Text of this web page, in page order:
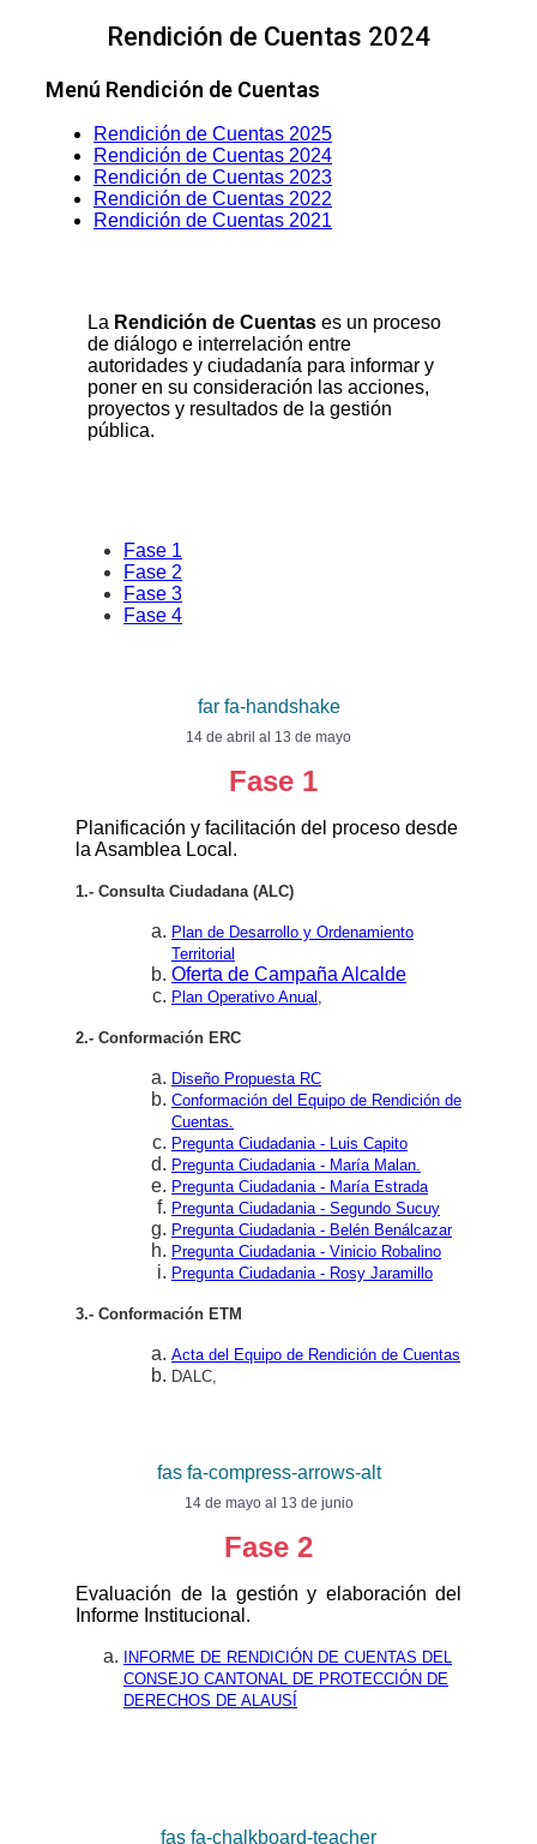
Rendición de Cuentas 2024
Menú Rendición de Cuentas
Rendición de Cuentas 2025
Rendición de Cuentas 2024
Rendición de Cuentas 2023
Rendición de Cuentas 2022
Rendición de Cuentas 2021
La Rendición de Cuentas es un proceso
de diálogo e interrelación entre
autoridades y ciudadanía para informar y
poner en su consideración las acciones,
proyectos y resultados de la gestión
pública.
Fase 1
Fase 2
Fase 3
Fase 4
far fa-handshake
14 de abril al 13 de mayo
Fase 1
Planificación y facilitación del proceso desde
la Asamblea Local.
1.- Consulta Ciudadana (ALC)
Plan de Desarrollo y Ordenamiento
Territorial
Oferta de Campaña Alcalde
Plan Operativo Anual,
2.- Conformación ERC
Diseño Propuesta RC
Conformación del Equipo de Rendición de
Cuentas.
Pregunta Ciudadania - Luis Capito
Pregunta Ciudadania - María Malan.
Pregunta Ciudadania - María Estrada
Pregunta Ciudadania - Segundo Sucuy
Pregunta Ciudadania - Belén Benálcazar
Pregunta Ciudadania - Vinicio Robalino
Pregunta Ciudadania - Rosy Jaramillo
3.- Conformación ETM
Acta del Equipo de Rendición de Cuentas
DALC,
fas fa-compress-arrows-alt
14 de mayo al 13 de junio
Fase 2
Evaluación de la gestión y elaboración del
Informe Institucional.
INFORME DE RENDICIÓN DE CUENTAS DEL
CONSEJO CANTONAL DE PROTECCIÓN DE
DERECHOS DE ALAUSÍ
fas fa-chalkboard-teacher